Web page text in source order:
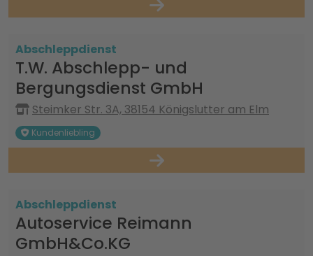
Abschleppdienst
T.W. Abschlepp- und
Bergungsdienst GmbH
Steimker Str. 3A, 38154 Königslutter am Elm
Kundenliebling
Abschleppdienst
Autoservice Reimann
GmbH&Co.KG